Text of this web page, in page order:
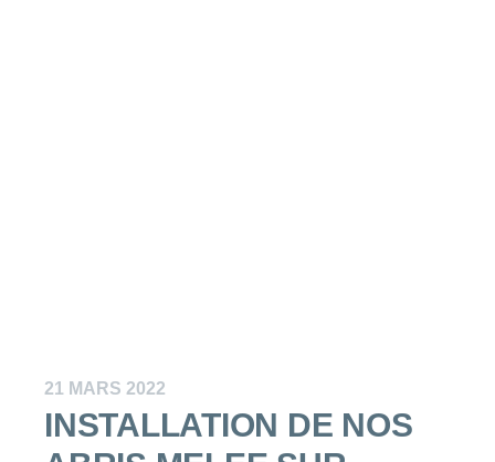
INSTALLATION DE NOS
21 MARS 2022